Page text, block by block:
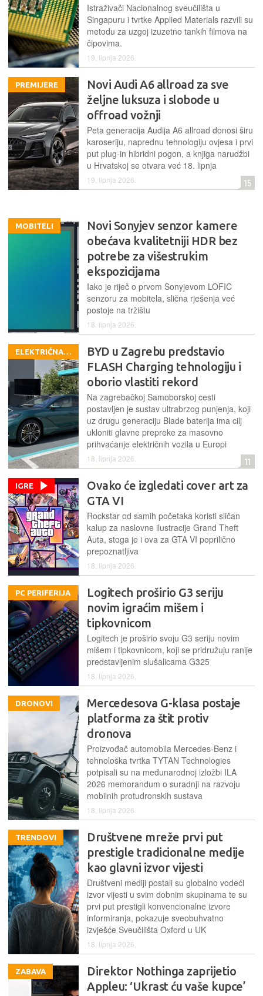
Istraživači Nacionalnog sveučilišta u
Singapuru i tvrtke Applied Materials razvili su
metodu za uzgoj izuzetno tankih filmova na
čipovima.
19. lipnja 2026.
PREMIJERE
Novi Audi A6 allroad za sve
željne luksuza i slobode u
offroad vožnji
Peta generacija Audija A6 allroad donosi širu
karoseriju, naprednu tehnologiju ovjesa i prvi
put plug-in hibridni pogon, a knjiga narudžbi
u Hrvatskoj se otvara već 18. lipnja
19. lipnja 2026. 15
MOBITELI
Novi Sonyjev senzor kamere
obećava kvalitetniji HDR bez
potrebe za višestrukim
ekspozicijama
Iako je riječ o prvom Sonyjevom LOFIC
senzoru za mobitela, slična rješenja već
postoje na tržištu
18. lipnja 2026.
ELEKTRIČNA VOZILA
BYD u Zagrebu predstavio
FLASH Charging tehnologiju i
oborio vlastiti rekord
Na zagrebačkoj Samoborskoj cesti
postavljen je sustav ultrabrzog punjenja, koji
uz drugu generaciju Blade baterija ima cilj
ukloniti glavne prepreke za masovno
prihvaćanje električnih vozila u Europi
18. lipnja 2026. 11
IGRE
Ovako će izgledati cover art za
GTA VI
Rockstar od samih početaka koristi sličan
kalup za naslovne ilustracije Grand Theft
Auta, stoga je i ova za GTA VI poprilično
prepoznatljiva
18. lipnja 2026.
PC PERIFERIJA
Logitech proširio G3 seriju
novim igraćim mišem i
tipkovnicom
Logitech je proširio svoju G3 seriju novim
mišem i tipkovnicom, koji se pridružuju ranije
predstavljenim slušalicama G325
18. lipnja 2026.
DRONOVI
Mercedesova G-klasa postaje
platforma za štit protiv
dronova
Proizvođač automobila Mercedes-Benz i
tehnološka tvrtka TYTAN Technologies
potpisali su na međunarodnoj izložbi ILA
2026 memorandum o suradnji na razvoju
mobilnih protudronskih sustava
18. lipnja 2026.
TRENDOVI
Društvene mreže prvi put
prestigle tradicionalne medije
kao glavni izvor vijesti
Društveni mediji postali su globalno vodeći
izvor vijesti u svim dobnim skupinama te su
prvi put prestigli konvencionalne izvore
informiranja, pokazuje sveobuhvatno
izvješće Sveučilišta Oxford u UK
18. lipnja 2026.
ZABAVA
Direktor Nothinga zaprijetio
Appleu: ‘Ukrast ću vaše kupce’